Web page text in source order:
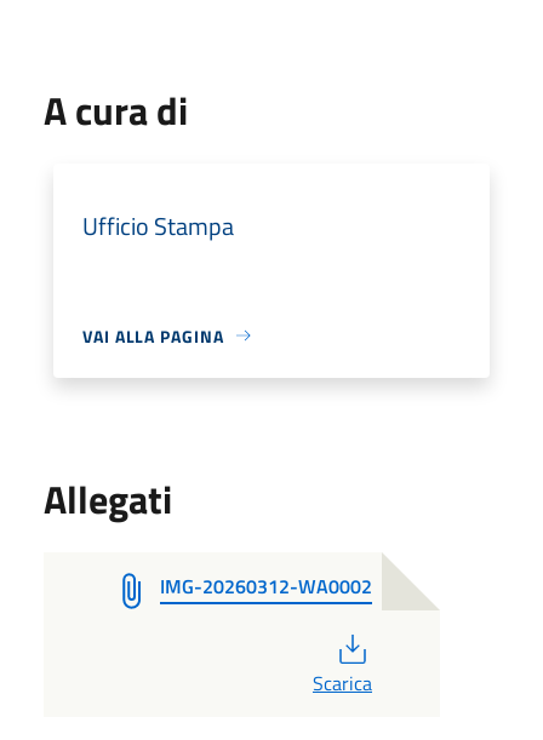
A cura di
Ufficio Stampa
VAI ALLA PAGINA
Allegati
IMG-20260312-WA0002
Scarica